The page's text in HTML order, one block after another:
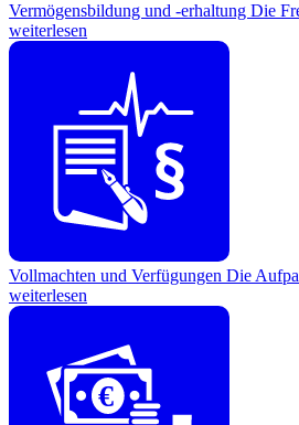
Vermögensbildung und -erhaltung Die
weiterlesen
Vollmachten und Verfügungen Die
weiterlesen
€